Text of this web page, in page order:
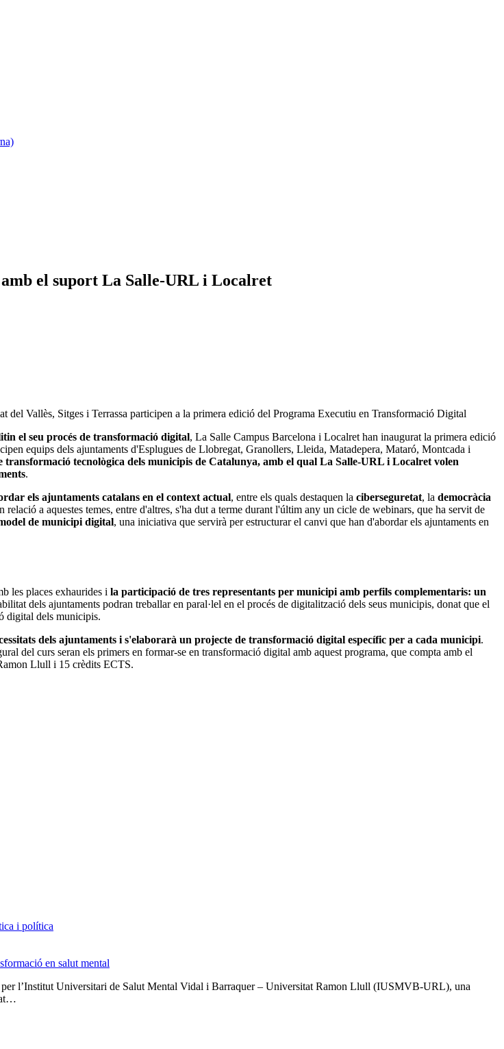
el suport La Salle-URL i Localret
Vallès, Sitges i Terrassa participen a la primera edició del Programa Executiu en Transformació Digital
el seu procés de transformació digital, La Salle Campus Barcelona i Localret han inaugurat la primera edició
equips dels ajuntaments d'Esplugues de Llobregat, Granollers, Lleida, Matadepera, Mataró, Montcada i
tecnològica dels municipis de Catalunya, amb el qual La Salle-URL i Localret volen
.
els ajuntaments catalans en el context actual, entre els quals destaquen la ciberseguretat, la democràcia
relació a aquestes temes, entre d'altres, s'ha dut a terme durant l'últim any un cicle de webinars, que ha servit de
de municipi digital, una iniciativa que servirà per estructurar el canvi que han d'abordar els ajuntaments en
les places exhaurides i la participació de tres representants per municipi amb perfils complementaris: un
dels ajuntaments podran treballar en paral·lel en el procés de digitalització dels seus municipis, donat que el
digital dels municipis.
dels ajuntaments i s'elaborarà un projecte de transformació digital específic per a cada municipi.
del curs seran els primers en formar-se en transformació digital amb aquest programa, que compta amb el
Llull i 15 crèdits ECTS.
i política
en salut mental
l’Institut Universitari de Salut Mental Vidal i Barraquer – Universitat Ramon Llull (IUSMVB-URL), una